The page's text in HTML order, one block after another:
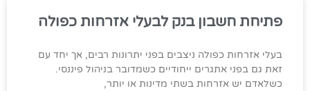
פתיחת חשבון בנק לבעלי אזרחות כפולה
בעלי אזרחות כפולה ניצבים בפני יתרונות רבים, אך יחד עם
זאת גם בפני אתגרים ייחודיים כשמדובר בניהול פיננסי.
כשלאדם יש אזרחות בשתי מדינות או יותר,